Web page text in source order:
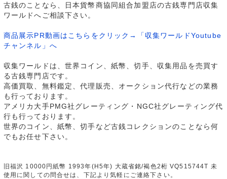
古銭のことなら、日本貨幣商協同組合加盟店の古銭専門店収集
ワールドへご相談下さい。
商品展示PR動画はこちらをクリック→「収集ワールドYoutube
チャンネル」へ
収集ワールドは、世界コイン、紙幣、切手、収集用品を売買す
る古銭専門店です。
高価買取、無料鑑定、代理販売、オークション代行などの業務
も行っております。
アメリカ大手PMG社グレーティング・NGC社グレーティング代
行も行っております。
世界のコイン、紙幣、切手など古銭コレクションのことなら何
でもお任せ下さい。
旧福沢 10000円紙幣 1993年(H5年) 大蔵省銘/褐色2桁 VQ515744T 未
使用に関しての問合せは、下記より気軽にご連絡下さい。